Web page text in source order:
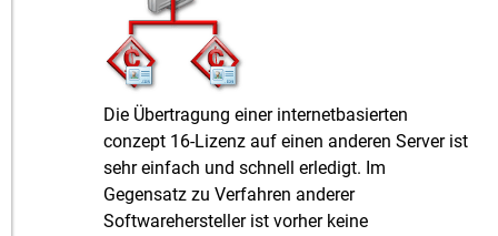
Die Übertragung einer internetbasierten
conzept 16-Lizenz auf einen anderen Server ist
sehr einfach und schnell erledigt. Im
Gegensatz zu Verfahren anderer
Softwarehersteller ist vorher keine